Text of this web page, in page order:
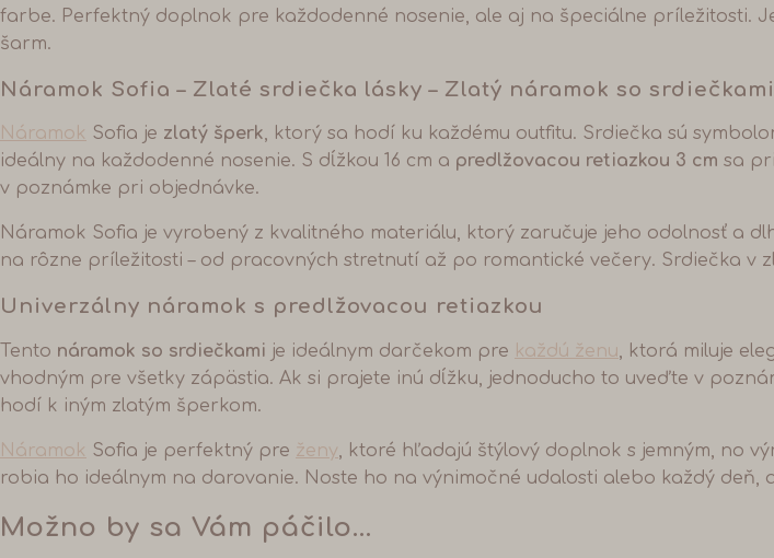
farbe. Perfektný doplnok pre každodenné nosenie, ale aj na špeciálne príležitosti.
šarm.
Náramok Sofia – Zlaté srdiečka lásky – Zlatý náramok so
Náramok Sofia je zlatý šperk, ktorý sa hodí ku každému outfitu. Srdiečka sú
ideálny na každodenné nosenie. S dĺžkou 16 cm a predlžovacou retiazkou 3 cm sa
v poznámke pri objednávke.
Náramok Sofia je vyrobený z kvalitného materiálu, ktorý zaručuje jeho odolnosť a
na rôzne príležitosti – od pracovných stretnutí až po romantické večery. Srdiečka
Univerzálny náramok s predlžovacou retiazkou
Tento náramok so srdiečkami je ideálnym darčekom pre každú ženu, ktorá miluje
vhodným pre všetky zápästia. Ak si prajete inú dĺžku, jednoducho to uveďte v
hodí k iným zlatým šperkom.
Náramok Sofia je perfektný pre ženy, ktoré hľadajú štýlový doplnok s jemným, no
robia ho ideálnym na darovanie. Noste ho na výnimočné udalosti alebo každý deň,
Možno by sa Vám páčilo…